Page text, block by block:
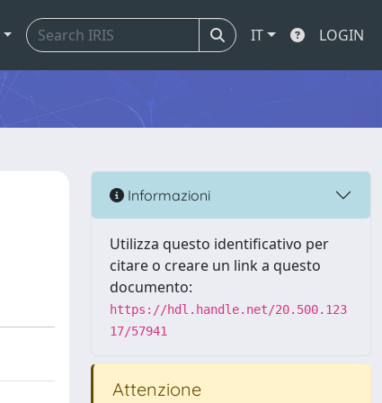
IT LOGIN
Informazioni
Utilizza questo identificativo per
citare o creare un link a questo
documento:
https://hdl.handle.net/20.500.123
17/57941
Attenzione